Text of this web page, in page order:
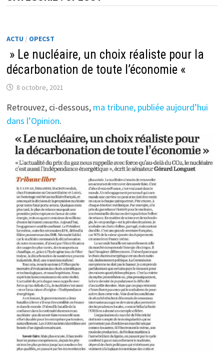
ACTU / OPECST
» Le nucléaire, un choix réaliste pour la
décarbonation de toute l’économie «
8 octobre, 2021
Retrouvez, ci-dessous, ma tribune, publiée aujourd’hui
dans l’Opinion.